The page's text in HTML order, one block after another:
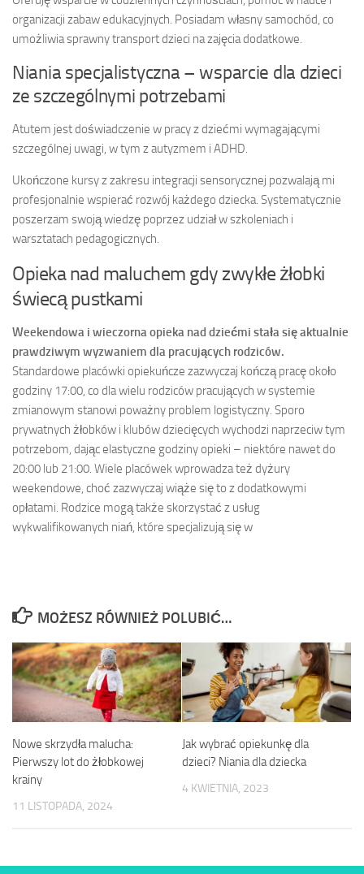
organizacji zabaw edukacyjnych. Posiadam własny samochód, co
umożliwia sprawny transport dzieci na zajęcia dodatkowe.
Niania specjalistyczna – wsparcie dla dzieci
ze szczególnymi potrzebami
Atutem jest doświadczenie w pracy z dziećmi wymagającymi
szczególnej uwagi, w tym z autyzmem i ADHD.
Ukończone kursy z zakresu integracji sensorycznej pozwalają mi
profesjonalnie wspierać rozwój każdego dziecka. Systematycznie
poszerzam swoją wiedzę poprzez udział w szkoleniach i
warsztatach pedagogicznych.
Opieka nad maluchem gdy zwykłe żłobki
świecą pustkami
Weekendowa i wieczorna opieka nad dziećmi stała się aktualnie
prawdziwym wyzwaniem dla pracujących rodziców.
Standardowe placówki opiekuńcze zazwyczaj kończą pracę około
godziny 17:00, co dla wielu rodziców pracujących w systemie
zmianowym stanowi poważny problem logistyczny. Sporo
prywatnych żłobków i klubów dziecięcych wychodzi naprzeciw tym
potrzebom, dając elastyczne godziny opieki – niektóre nawet do
20:00 lub 21:00. Wiele placówek wprowadza też dyżury
weekendowe, choć zazwyczaj wiąże się to z dodatkowymi
opłatami. Rodzice mogą także skorzystać z usług
wykwalifikowanych niań, które specjalizują się w
MOŻESZ RÓWNIEŻ POLUBIĆ…
Nowe skrzydła malucha:
Pierwszy lot do żłobkowej
krainy
11 LISTOPADA, 2024
Jak wybrać opiekunkę dla
dzieci? Niania dla dziecka
4 KWIETNIA, 2023